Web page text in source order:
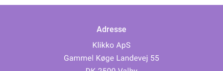
Adresse